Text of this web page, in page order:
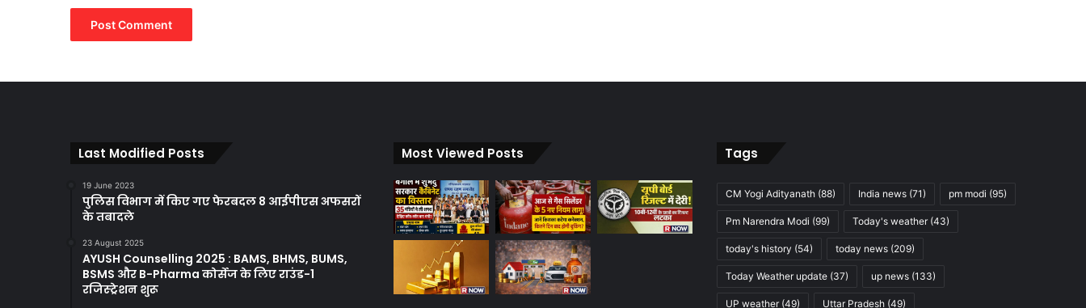
Last Modified Posts
19 June 2023
पुलिस विभाग में किए गए फेरबदल 8 आईपीएस अफसरों
के तबादले
23 August 2025
AYUSH Counselling 2025 : BAMS, BHMS, BUMS,
BSMS और B-Pharma कोर्सेज के लिए राउंड-1
रजिस्ट्रेशन शुरू
Most Viewed Posts Tags
CM Yogi Adityanath(88) India news(71) pm modi (95)
Pm Narendra Modi (99) Today's weather(43)
today's history (54) today news(209)
Today Weather update(37) up news(133)
UP weather(49) Uttar Pradesh(49)